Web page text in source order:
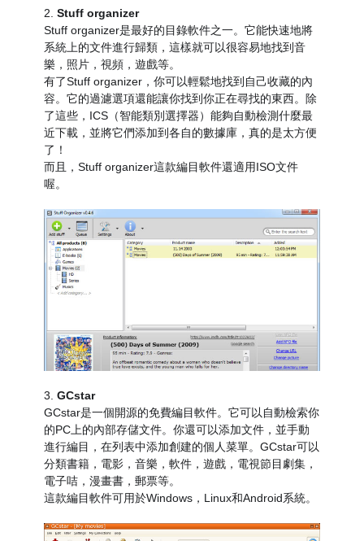
2. Stuff organizer
Stuff organizer是最好的目錄軟件之一。它能快速地將
系統上的文件進行歸類，這樣就可以很容易地找到音
樂，照片，視頻，遊戲等。
有了Stuff organizer，你可以輕鬆地找到自己收藏的內
容。它的過濾選項還能讓你找到你正在尋找的東西。除
了這些，ICS（智能類別選擇器）能夠自動檢測什麼最
近下載，並將它們添加到各自的數據庫，真的是太方便
了！
而且，Stuff organizer這款編目軟件還適用ISO文件
喔。
3. GCstar
GCstar是一個開源的免費編目軟件。它可以自動檢索你
的PC上的內部存儲文件。你還可以添加文件，並手動
進行編目，在列表中添加創建的個人菜單。GCstar可以
分類書籍，電影，音樂，軟件，遊戲，電視節目劇集，
電子咭，漫畫書，郵票等。
這款編目軟件可用於Windows，Linux和Android系統。